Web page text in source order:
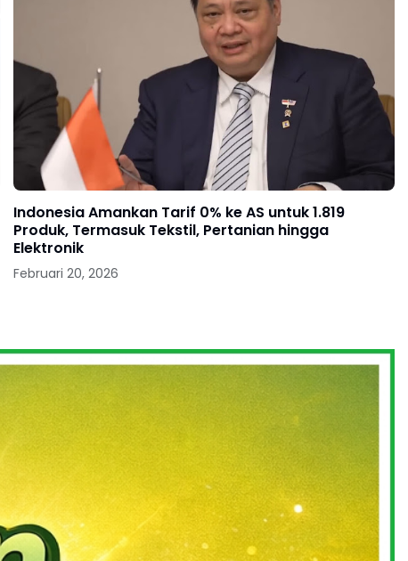
Indonesia Amankan Tarif 0% ke AS untuk 1.819
Produk, Termasuk Tekstil, Pertanian hingga
Elektronik
Februari 20, 2026